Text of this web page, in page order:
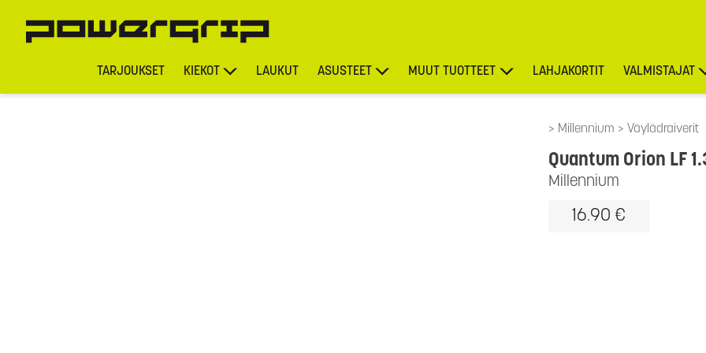
TARJOUKSET KIEKOT LAUKUT ASUSTEET MUUT TUOTTEET LAHJAKORTIT VALMISTAJAT
Millennium Väylädraiverit
Millennium
Quantum Orion LF
16.90 €